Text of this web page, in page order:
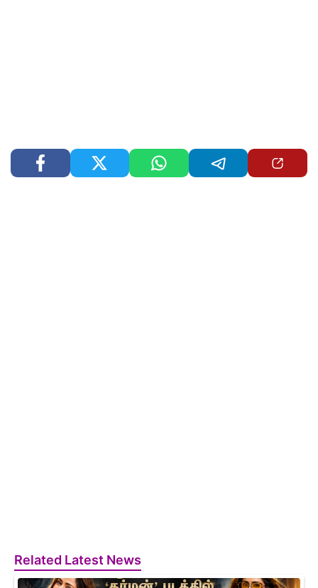
Related Latest News